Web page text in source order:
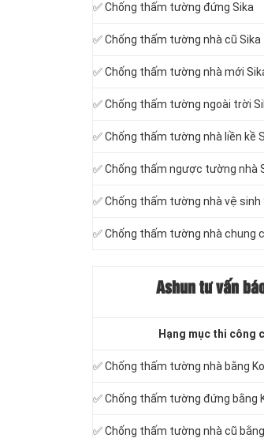
✅ Chống thấm tường đứng Sika
✅ Chống thấm tường nhà cũ Sika
✅ Chống thấm tường nhà mới
✅ Chống thấm tường ngoài trời
✅ Chống thấm tường nhà liền kề
✅ Chống thấm ngược tường nhà
✅ Chống thấm tường nhà vệ sinh
✅ Chống thấm tường nhà chung
Ashun tư vấn
Hạng mục thi công
✅ Chống thấm tường nhà bằng
✅ Chống thấm tường đứng bằng
✅ Chống thấm tường nhà cũ